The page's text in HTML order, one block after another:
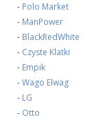
- Polo Market
- ManPower
- BlackRedWhite
- Czyste Klatki
- Empik
-Wago Elwag
- LG
- Otto